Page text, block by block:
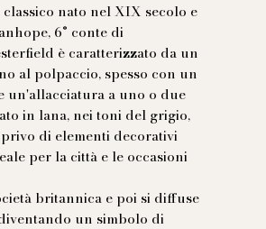
nato nel XIX secolo e
6° conte di
è caratterizzato da un
al polpaccio, spesso con un
un'allacciatura a uno o due
in lana, nei toni del grigio,
di elementi decorativi
per la città e le occasioni
britannica e poi si diffuse
un simbolo di